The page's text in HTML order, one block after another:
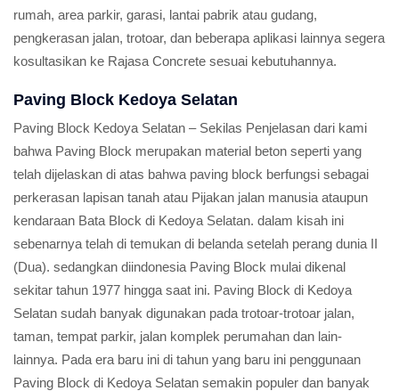
rumah, area parkir, garasi, lantai pabrik atau gudang,
pengkerasan jalan, trotoar, dan beberapa aplikasi lainnya segera
kosultasikan ke Rajasa Concrete sesuai kebutuhannya.
Paving Block Kedoya Selatan
Paving Block Kedoya Selatan – Sekilas Penjelasan dari kami
bahwa Paving Block merupakan material beton seperti yang
telah dijelaskan di atas bahwa paving block berfungsi sebagai
perkerasan lapisan tanah atau Pijakan jalan manusia ataupun
kendaraan Bata Block di Kedoya Selatan. dalam kisah ini
sebenarnya telah di temukan di belanda setelah perang dunia II
(Dua). sedangkan diindonesia Paving Block mulai dikenal
sekitar tahun 1977 hingga saat ini. Paving Block di Kedoya
Selatan sudah banyak digunakan pada trotoar-trotoar jalan,
taman, tempat parkir, jalan komplek perumahan dan lain-
lainnya. Pada era baru ini di tahun yang baru ini penggunaan
Paving Block di Kedoya Selatan semakin populer dan banyak